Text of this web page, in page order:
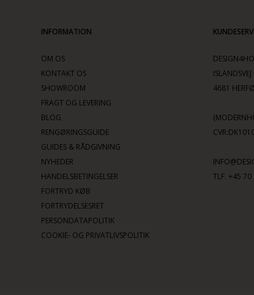
INFORMATION
OM OS
KONTAKT OS
SHOWROOM
FRAGT OG LEVERING
BLOG
RENGØRINGSGUIDE
GUIDES & RÅDGIVNING
NYHEDER
HANDELSBETINGELSER
FORTRYD KØB
FORTRYDELSESRET
PERSONDATAPOLITIK
COOKIE- OG PRIVATLIVSPOLITIK
ISLANDSVEJ
4681
TLF. +45